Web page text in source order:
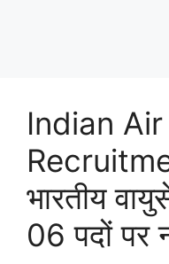
Indian
भारतीय
06 पदों पर